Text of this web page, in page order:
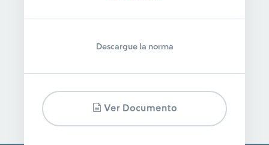
Descargue la norma
Ver Documento